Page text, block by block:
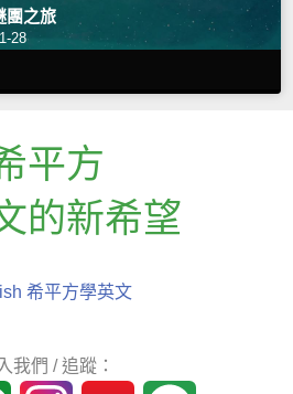
團之旅
28
平方
的新希望
希平方學英文
我們 / 追蹤：